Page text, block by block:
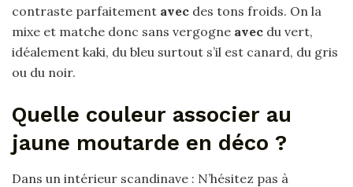
contraste parfaitement avec des tons froids. On la
mixe et matche donc sans vergogne avec du vert,
idéalement kaki, du bleu surtout s’il est canard, du gris
ou du noir.
Quelle couleur associer au
jaune moutarde en déco ?
Dans un intérieur scandinave : N’hésitez pas à